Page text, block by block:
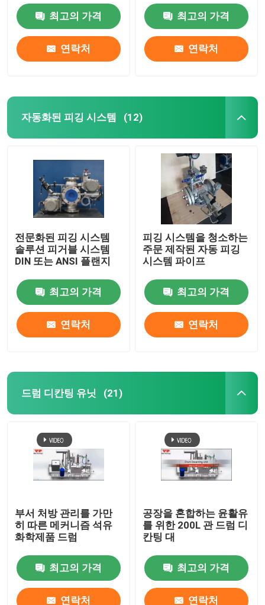
최고의 가격
연락처
최고의 가격
연락처
자동화된 피깅 시스템 (12)
전문화된 피깅 시스템
솔루션 피거블 시스템
DIN 또는 ANSI 플랜지
최고의 가격
연락처
피깅 시스템을 청소하는
주문 제작된 자동 피깅
시스템 파이프
최고의 가격
연락처
드럼 디칸팅 유닛 (21)
부서 처방 관리를 가만
히 따른 메커니즘 석유
화학제품 드럼
최고의 가격
연락처
공장을 혼합하는 윤활유
를 위한 200L 관 드럼 디
칸팅 대
최고의 가격
연락처